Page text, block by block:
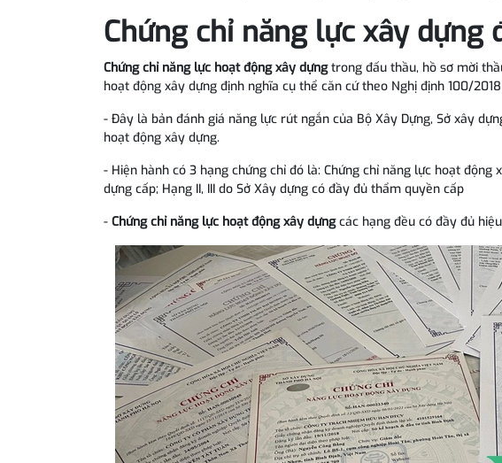
Chứng chỉ năng lực xây dựng
Chứng chỉ năng lực hoạt động xây dựngtrong đấu thầu, hồ sơ mời
hoạt động xây dựng định nghĩa cụ thể căn cứ theo Nghị định 100/
- Đây là bản đánh giá năng lực rút ngắn của Bộ Xây Dựng, Sở xây
hoạt động xây dựng.
- Hiện hành có 3 hạng chứng chỉ đó là: Chứng chỉ năng lực hoạt
dựng cấp; Hạng II, III do Sở Xây dựng có đầy đủ thẩm quyền cấp
- Chứng chỉ năng lực hoạt động xây dựngcác hạng đều có đầy đủ